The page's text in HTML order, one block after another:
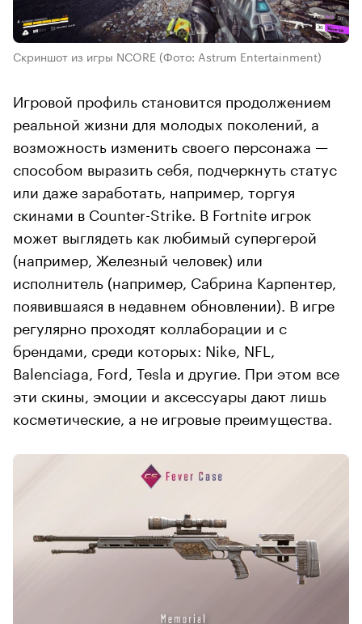
Скриншот из игры NCORE (Фото: Astrum Entertainment)
Игровой профиль становится продолжением
реальной жизни для молодых поколений, а
возможность изменить своего персонажа —
способом выразить себя, подчеркнуть статус
или даже заработать, например, торгуя
скинами в Counter-Strike. В Fortnite игрок
может выглядеть как любимый супергерой
(например, Железный человек) или
исполнитель (например, Сабрина Карпентер,
появившаяся в недавнем обновлении). В игре
регулярно проходят коллаборации и с
брендами, среди которых: Nike, NFL,
Balenciaga, Ford, Tesla и другие. При этом все
эти скины, эмоции и аксессуары дают лишь
косметические, а не игровые преимущества.